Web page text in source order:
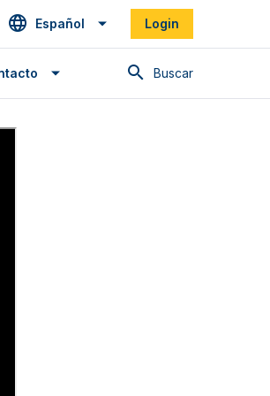
Español Login
Buscar en